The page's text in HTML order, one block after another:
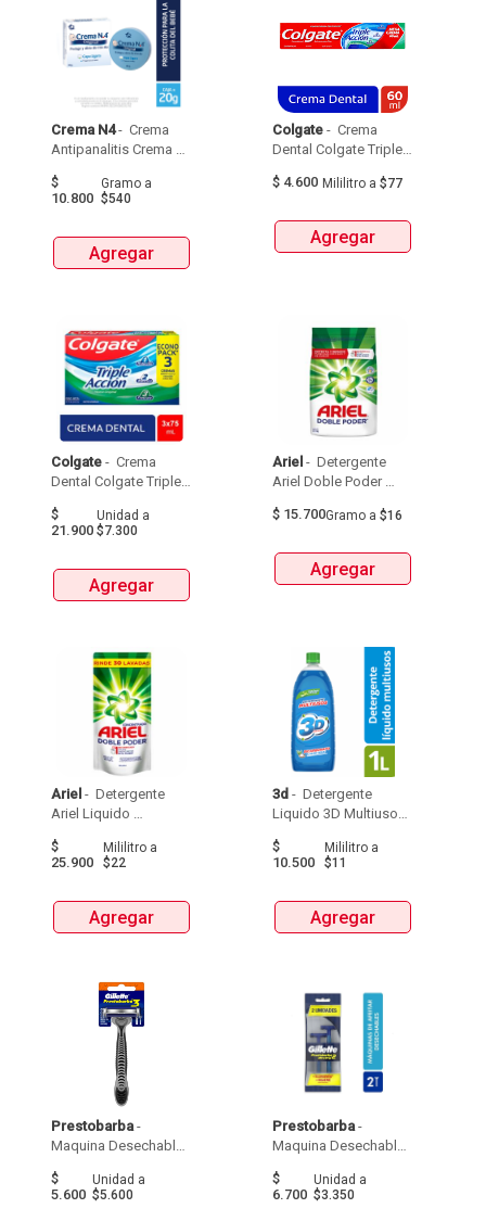
Crema N4 - Crema
Antipanalitis Crema
$
10.800
Gramo a
$540
Agregar
Colgate - Crema
Dental Colgate Triple
$ 4.600 Mililitro a $77
Agregar
Colgate - Crema
Dental Colgate Triple
$
21.900
Unidad a
$7.300
Agregar
Ariel - Detergente
Ariel Doble Poder
$ 15.700Gramo a $16
Agregar
Ariel - Detergente
Ariel Liquido
$
25.900
Mililitroa
$22
Agregar
3d - Detergente
Liquido 3D Multiusos
$
10.500
Mililitroa
$11
Agregar
Prestobarba -
Maquina Desechable
$
5.600
Unidad a
$5.600
Prestobarba -
Maquina Desechable
$
6.700
Unidad a
$3.350